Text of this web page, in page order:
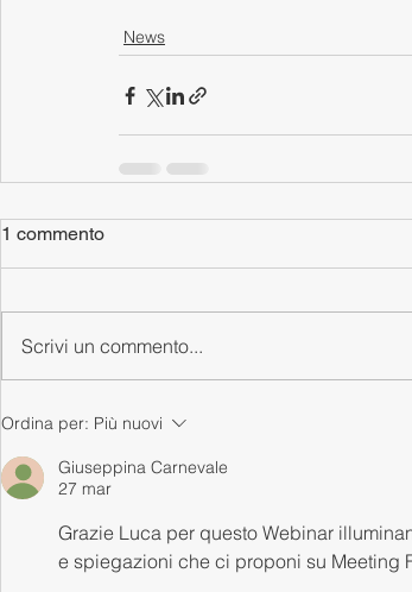
News
1 commento
Scrivi un commento...
Ordina per: Più nuovi
Giuseppina Carnevale
27 mar
Grazie Luca per questo Webinar
e spiegazioni che ci proponi su Meeting